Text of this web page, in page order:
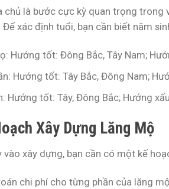
chủ là bước cực kỳ quan trọng
Để xác định tuổi, bạn cần biết năm
Hướng tốt: Đông Bắc, Tây Nam;
Hướng tốt: Tây Bắc, Đông Nam;
Hướng tốt: Tây, Đông Bắc; Hướng
Xây Dựng Lăng Mộ
xây dựng, bạn cần có một kế
chi phí cho từng phần của lăng